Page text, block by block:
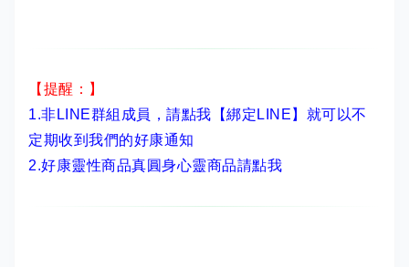
【提醒：】
1.非LINE群組成員， 請點我【綁定LINE】 就可以不
定期收到我們的好康通知
2.好康靈性商品真圓身心靈商品請點我